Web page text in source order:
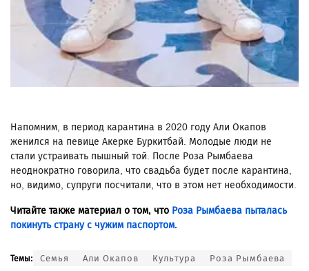
Напомним, в период карантина в 2020 году Али Окапов
женился на певице Акерке Буркитбай. Молодые люди не
стали устраивать пышный той. После Роза Рымбаева
неоднократно говорила, что свадьба будет после карантина,
но, видимо, супруги посчитали, что в этом нет необходимости.
Читайте также материал о том, что Роза Рымбаева пыталась
покинуть страну с чужим паспортом.
Темы: Семья Али Окапов Культура Роза Рымбаева